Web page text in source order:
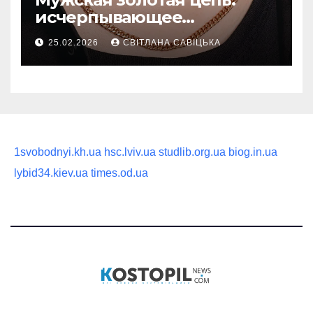
исчерпывающее
руководство по выбору
статусного украшения
25.02.2026 СВІТЛАНА САВІЦЬКА
1svobodnyi.kh.ua hsc.lviv.ua studlib.org.ua biog.in.ua
lybid34.kiev.ua times.od.ua